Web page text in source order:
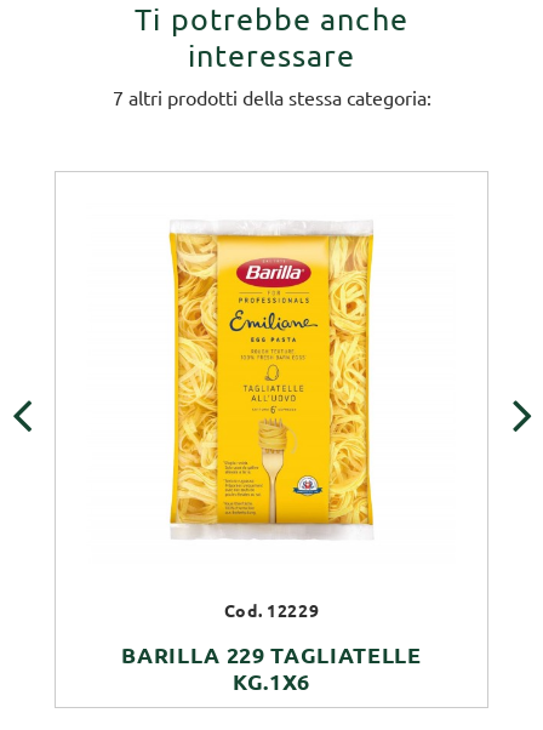
Ti potrebbe anche
interessare
7 altri prodotti della stessa categoria:
Cod. 12229
BARILLA 229 TAGLIATELLE
KG.1X6